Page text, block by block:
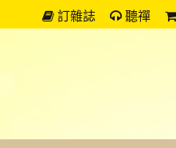
訂雜誌 聽禪